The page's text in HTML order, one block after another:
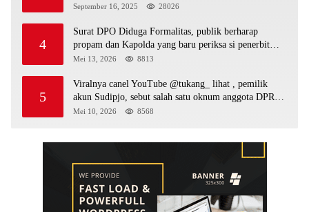
September 16, 2025 28026
4
Surat DPO Diduga Formalitas, publik berharap
propam dan Kapolda yang baru periksa si penerbit
surat serta Aph diduga lepaskan DPO
Mei 13, 2026 8813
5
Viralnya canel YouTube @tukang_ lihat , pemilik
akun Sudipjo, sebut salah satu oknum anggota DPRD
mempawah terlibat sebagai cukong peti Kapolda yang
Mei 10, 2026 8568